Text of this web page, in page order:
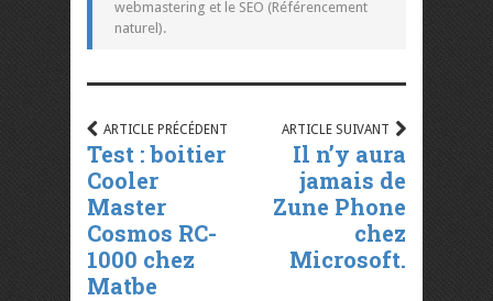
webmastering et le SEO (Référencement
naturel).
ARTICLE PRÉCÉDENT
Test : boitier
Cooler
Master
Cosmos RC-
1000 chez
Matbe
ARTICLE SUIVANT
Il n’y aura
jamais de
Zune Phone
chez
Microsoft.